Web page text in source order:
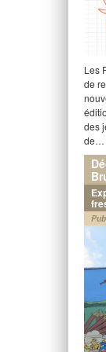
Les
de
des
de…